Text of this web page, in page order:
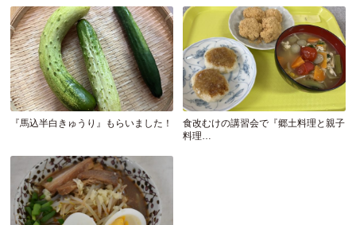
『馬込半白きゅうり』もらいました！
食改むけの講習会で『郷土料理と親子
料理…